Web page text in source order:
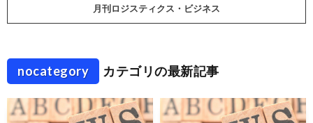
月刊ロジスティクス・ビジネス
nocategory カテゴリの最新記事